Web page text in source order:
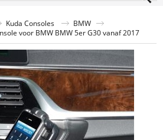
Kuda Consoles
BMW
voor BMW BMW 5er G30 vanaf 2017